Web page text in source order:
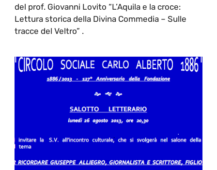
del prof. Giovanni Lovito “L’Aquila e la croce:
Lettura storica della Divina Commedia – Sulle
tracce del Veltro” .